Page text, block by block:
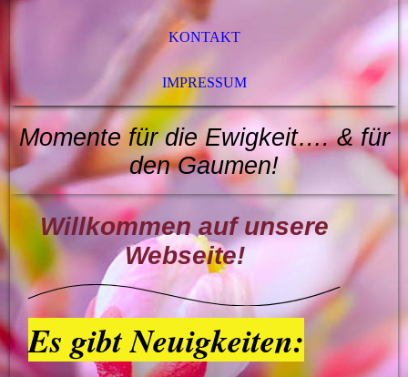
KONTAKT
IMPRESSUM
Momente für die Ewigkeit…. & für
denGaumen!
Willkommen auf unsere
Webseite!
Es gibt Neuigkeiten: